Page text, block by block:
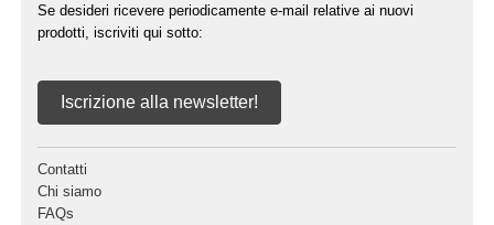
Se desideri ricevere periodicamente e-mail relative ai nuovi
prodotti, iscriviti qui sotto:
Iscrizione alla newsletter!
Contatti
Chi siamo
FAQs